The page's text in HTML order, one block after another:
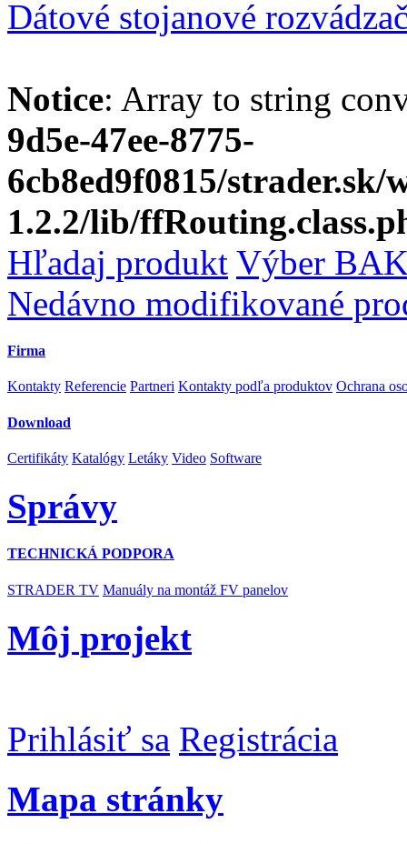
Dátové stojanové
Notice: Array to string
9d5e-47ee-8775-
6cb8ed9f0815/
1.2.2/lib/
Hľadaj produkt Výber
Nedávno modifikované
Firma
Kontakty Referencie Partneri Kontakty podľa produktov Ochrana
Download
Certifikáty Katalógy Letáky Video Software
Správy
TECHNICKÁ PODPORA
STRADER TV Manuály na montáž FV panelov
Môj projekt
Prihlásiť sa Registrácia
Mapa stránky